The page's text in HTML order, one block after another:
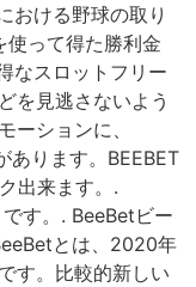
おける野球の取り
使って得た勝利金
なスロットフリー
を見逃さないよう
ーションに、
あります。BEEBET
出来ます。.
す。. BeeBetビー
とは、2020年
す。比較的新しい